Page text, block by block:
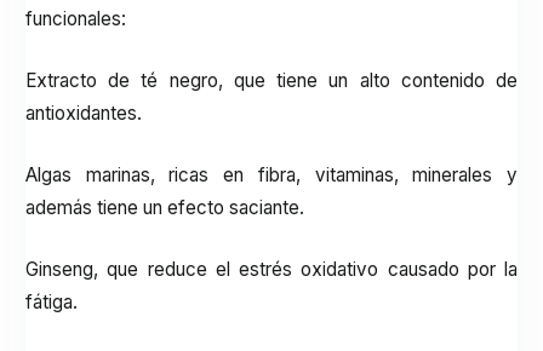
funcionales:
Extracto de té negro, que tiene un alto contenido de
antioxidantes.
Algas marinas, ricas en fibra, vitaminas, minerales y
además tiene un efecto saciante.
Ginseng, que reduce el estrés oxidativo causado por la
fátiga.